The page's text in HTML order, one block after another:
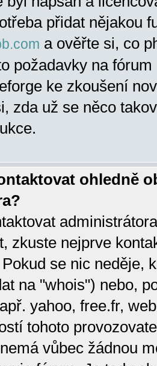
přidat nějakou
a ověřte si, co
požadavky na
ke zkoušení
zda už se něco
ohledně
zkuste nejprve
se nic neděje,
na "whois") nebo,
yahoo, free.fr,
tohoto
vůbec žádnou